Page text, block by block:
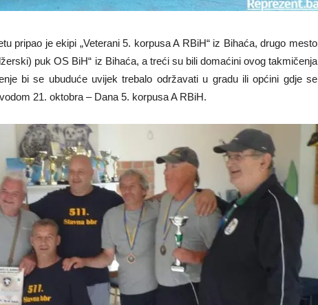
pripao je ekipi „Veterani 5. korpusa A RBiH“ iz Bihaća, drugo mesto
puk OS BiH“ iz Bihaća, a treći su bili domaćini ovog takmičenja
bi se ubuduće uvijek trebalo održavati u gradu ili općini gdje se
21. oktobra – Dana 5. korpusa A RBiH.